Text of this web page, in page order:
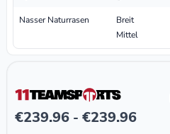
Nasser Naturrasen
Breit
Mittel
€239.96 - €239.96